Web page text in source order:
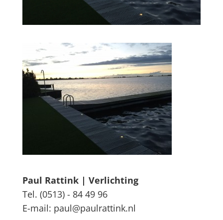
Paul Rattink | Verlichting
Tel. (0513) - 84 49 96
E-mail: paul@paulrattink.nl